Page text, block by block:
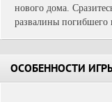
нового дома.
развалины погибшего
ОСОБЕННОСТИ